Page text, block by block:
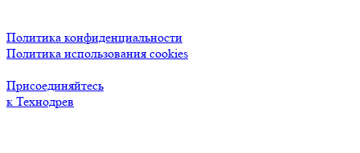
Политика конфиденциальности
Политика использования cookies
Присоединяйтесь
к Технодрев